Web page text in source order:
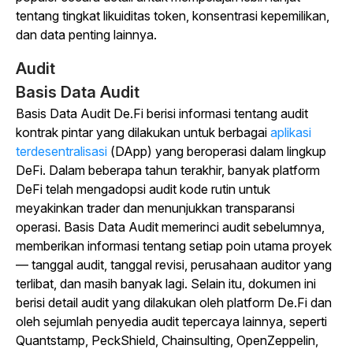
tentang tingkat likuiditas token, konsentrasi kepemilikan,
dan data penting lainnya.
Audit
Basis Data Audit
Basis Data Audit De.Fi berisi informasi tentang audit
kontrak pintar yang dilakukan untuk berbagai aplikasi
terdesentralisasi (DApp) yang beroperasi dalam lingkup
DeFi. Dalam beberapa tahun terakhir, banyak platform
DeFi telah mengadopsi audit kode rutin untuk
meyakinkan trader dan menunjukkan transparansi
operasi. Basis Data Audit memerinci audit sebelumnya,
memberikan informasi tentang setiap poin utama proyek
— tanggal audit, tanggal revisi, perusahaan auditor yang
terlibat, dan masih banyak lagi. Selain itu, dokumen ini
berisi detail audit yang dilakukan oleh platform De.Fi dan
oleh sejumlah penyedia audit tepercaya lainnya, seperti
Quantstamp, PeckShield, Chainsulting, OpenZeppelin,